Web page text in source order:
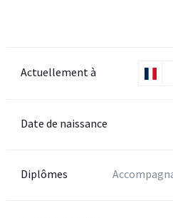
Actuellement à
Date de naissance
Diplômes